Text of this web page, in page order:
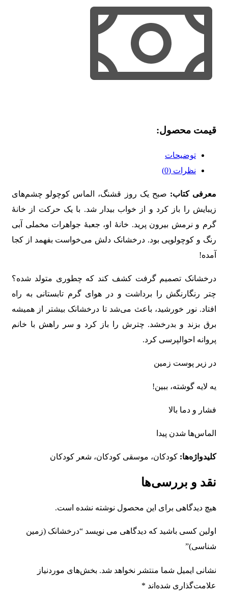
قیمت محصول:​
توضیحات
نظرات (0)
معرفی کتاب: صبح یک روز قشنگ، الماس کوچولو چشم‌های
زیبایش را باز کرد و از خواب بیدار شد. با یک حرکت از خانۀ
گرم و نرمش بیرون پرید. خانۀ او، جعبۀ جواهرات مخملی آبی
رنگ و کوچولویی بود. درخشانک دلش می‌خواست بفهمد از کجا
آمده!
درخشانک تصمیم گرفت کشف کند که چطوری متولد شده؟
چتر رنگارنگش را برداشت و در هوای گرم تابستانی به راه
افتاد. نور خورشید، باعث می‌شد تا درخشانک بیشتر از همیشه
برق بزند و بدرخشد. چترش را باز کرد و سر راهش با خانم
پروانه احوالپرسی کرد.
در زیر پوست زمین
یه لایه گوشته، ببین!
فشار و دما بالا
الماس‌ها شدن پیدا
کلیدواژه‌ها: کودکان، موسقی کودکان، شعر کودکان
نقد و بررسی‌ها
هیچ دیدگاهی برای این محصول نوشته نشده است.
اولین کسی باشید که دیدگاهی می نویسد “درخشانک (زمین
شناسی)”
نشانی ایمیل شما منتشر نخواهد شد. بخش‌های موردنیاز
علامت‌گذاری شده‌اند *